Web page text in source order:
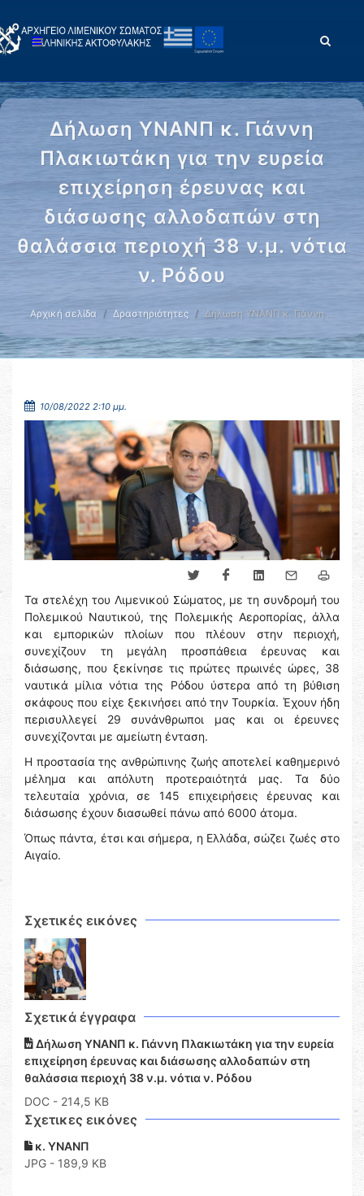
Δήλωση ΥΝΑΝΠ κ. Γιάννη
Πλακιωτάκη για την ευρεία
επιχείρηση έρευνας και
διάσωσης αλλοδαπών στη
θαλάσσια περιοχή 38 ν.μ. νότια
ν. Ρόδου
Αρχική σελίδα Δραστηριότητες Δήλωση ΥΝΑΝΠ κ. Γιάννη …
10/08/2022 2:10 μμ.
Τα στελέχη του Λιμενικού Σώματος, με τη συνδρομή του
Πολεμικού Ναυτικού, της Πολεμικής Αεροπορίας, άλλα
και εμπορικών πλοίων που πλέουν στην περιοχή,
συνεχίζουν τη μεγάλη προσπάθεια έρευνας και
διάσωσης, που ξεκίνησε τις πρώτες πρωινές ώρες, 38
ναυτικά μίλια νότια της Ρόδου ύστερα από τη βύθιση
σκάφους που είχε ξεκινήσει από την Τουρκία. Έχουν ήδη
περισυλλεγεί 29 συνάνθρωποι μας και οι έρευνες
συνεχίζονται με αμείωτη ένταση.
Η προστασία της ανθρώπινης ζωής αποτελεί καθημερινό
μέλημα και απόλυτη προτεραιότητά μας. Τα δύο
τελευταία χρόνια, σε 145 επιχειρήσεις έρευνας και
διάσωσης έχουν διασωθεί πάνω από 6000 άτομα.
Όπως πάντα, έτσι και σήμερα, η Ελλάδα, σώζει ζωές στο
Αιγαίο.
Σχετικές εικόνες
Σχετικά έγγραφα
Δήλωση ΥΝΑΝΠ κ. Γιάννη Πλακιωτάκη για την ευρεία
επιχείρηση έρευνας και διάσωσης αλλοδαπών στη
θαλάσσια περιοχή 38 ν.μ. νότια ν. Ρόδου
DOC - 214,5 KB
Σχετικες εικόνες
κ. ΥΝΑΝΠ
JPG - 189,9 KB